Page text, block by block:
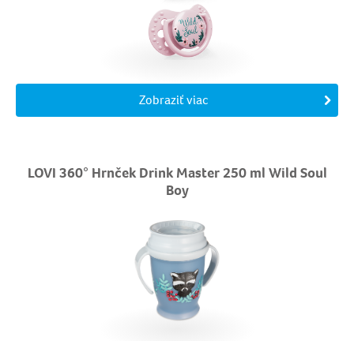
Zobraziť viac
LOVI 360° Hrnček Drink Master 250 ml Wild Soul
Boy